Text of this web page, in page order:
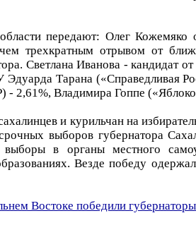
передают: Олег Кожемяко
трехкратным отрывом от
Светлана Иванова - кандидат
Эдуарда Тарана («Справедливая
2,61%, Владимира Гоппе
и курильчан на
выборов губернатора
выборы в органы местного
Везде победу
Востоке победили